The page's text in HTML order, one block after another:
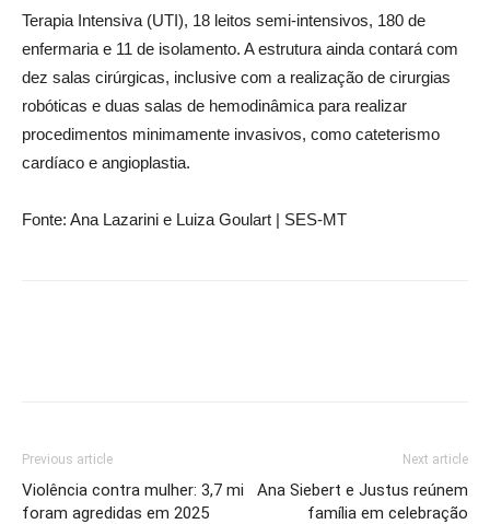
Terapia Intensiva (UTI), 18 leitos semi-intensivos, 180 de
enfermaria e 11 de isolamento. A estrutura ainda contará com
dez salas cirúrgicas, inclusive com a realização de cirurgias
robóticas e duas salas de hemodinâmica para realizar
procedimentos minimamente invasivos, como cateterismo
cardíaco e angioplastia.
Fonte: Ana Lazarini e Luiza Goulart | SES-MT
Previous article
Violência contra mulher: 3,7 mi
foram agredidas em 2025
Next article
Ana Siebert e Justus reúnem
família em celebração